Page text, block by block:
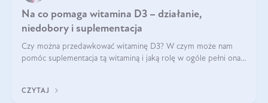
Na co pomaga witamina D3 – działanie,
niedobory i suplementacja
Czy można przedawkować witaminę D3? W czym może nam
pomóc suplementacja tą witaminą i jaką rolę w ogóle pełni ona
robić?
CZYTAJ